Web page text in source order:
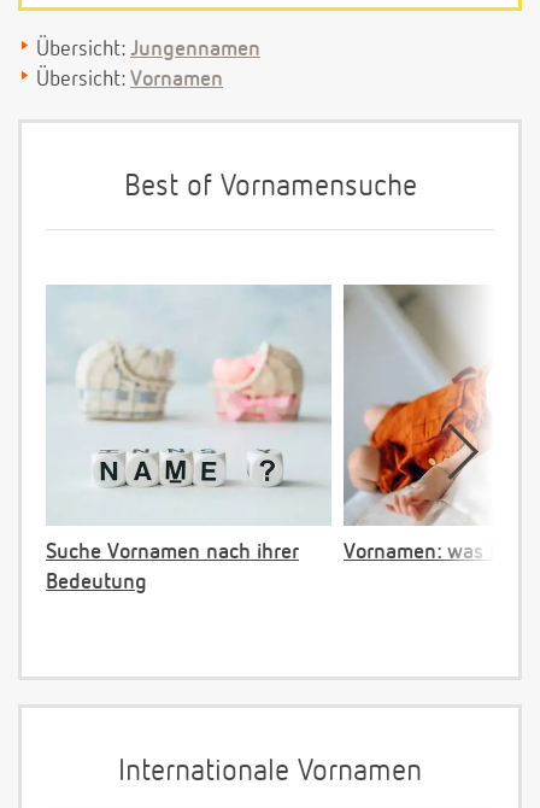
Übersicht: Jungennamen
Übersicht: Vornamen
Best of Vornamensuche
Suche Vornamen nach ihrer
Bedeutung
Vornamen: was ist
Internationale Vornamen